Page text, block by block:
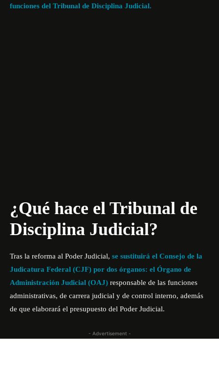
funciones del Tribunal de Disciplina Judicial.
¿Qué hace el Tribunal de
Disciplina Judicial?
Tras la reforma al Poder Judicial, se sustituirá el Consejo de la
Judicatura Federal (CJF) por dos órganos: el Órgano de
Administración Judicial (OAJ) responsable de las funciones
administrativas, de carrera judicial y de control interno, además
de que elaborará el presupuesto del Poder Judicial.
- Advertisement -